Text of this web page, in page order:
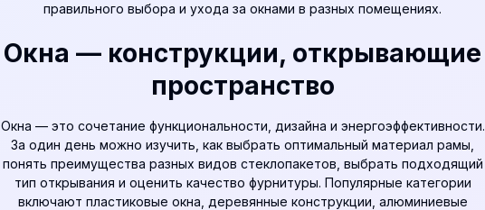
правильного выбора и ухода за окнами в разных помещениях.
Окна — конструкции, открывающие
пространство
Окна — это сочетание функциональности, дизайна и энергоэффективности.
За один день можно изучить, как выбрать оптимальный материал рамы,
понять преимущества разных видов стеклопакетов, выбрать подходящий
тип открывания и оценить качество фурнитуры. Популярные категории
включают пластиковые окна, деревянные конструкции, алюминиевые